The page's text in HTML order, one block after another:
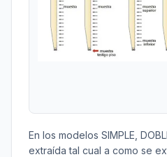
En los modelos SIMPLE,
extraída tal cual a como se